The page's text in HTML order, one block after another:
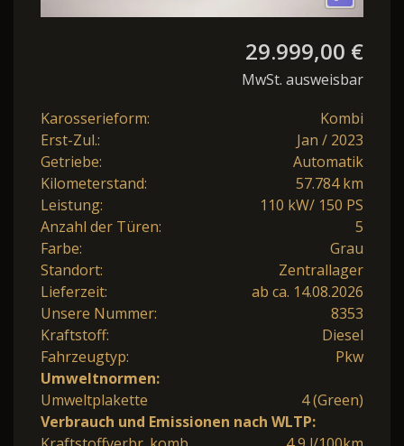
29.999,00 €
MwSt. ausweisbar
Karosserieform:
Kombi
Erst-Zul.:
Jan / 2023
Getriebe:
Automatik
Kilometerstand:
57.784 km
Leistung:
110 kW/ 150 PS
Anzahl der Türen:
5
Farbe:
Grau
Standort:
Zentrallager
Lieferzeit:
ab ca. 14.08.2026
Unsere Nummer:
8353
Kraftstoff:
Diesel
Fahrzeugtyp:
Pkw
Umweltnormen:
Umweltplakette
4 (Green)
Verbrauch und Emissionen nach WLTP: